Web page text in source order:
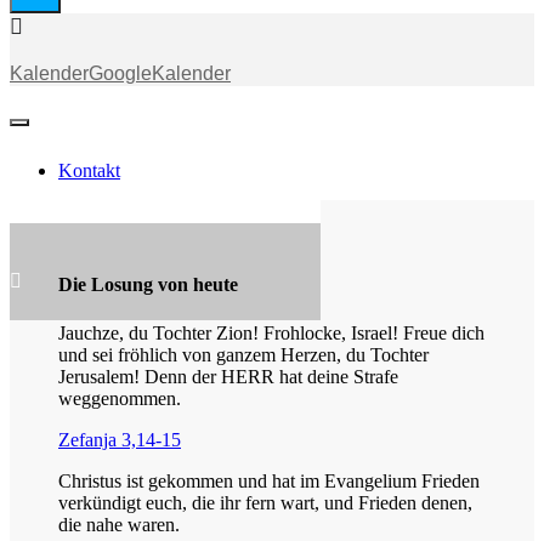
Stream
Kontakt
Gottesdienst
[]
KalenderGoogleKalender
Die Losung von heute
Jauchze, du Tochter Zion! Frohlocke, Israel! Freue dich
und sei fröhlich von ganzem Herzen, du Tochter
Jerusalem! Denn der HERR hat deine Strafe
weggenommen.
Zefanja 3,14-15
Christus ist gekommen und hat im Evangelium Frieden
verkündigt euch, die ihr fern wart, und Frieden denen,
die nahe waren.